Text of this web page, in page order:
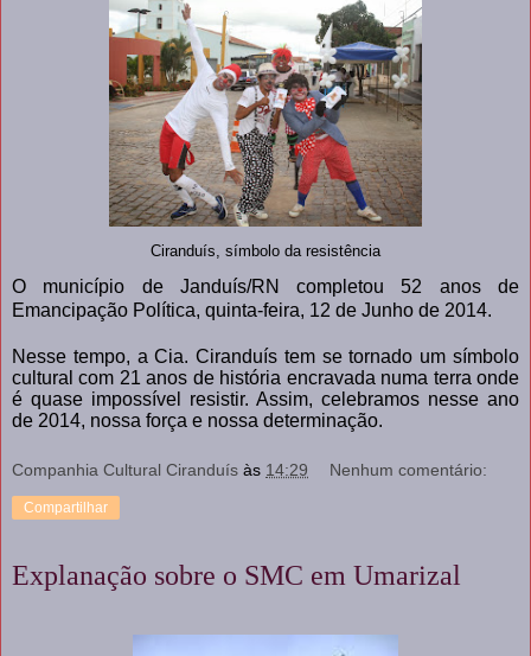
Ciranduís, símbolo da resistência
O município de Janduís/RN completou 52 anos de
Emancipação Política, quinta-feira, 12 de Junho de 2014.
Nesse tempo, a Cia. Ciranduís tem se tornado um símbolo
cultural com 21 anos de história encravada numa terra onde
é quase impossível resistir. Assim, celebramos nesse ano
de 2014, nossa força e nossa determinação.
Companhia Cultural Ciranduís às 14:29 Nenhum comentário:
Compartilhar
Explanação sobre o SMC em Umarizal